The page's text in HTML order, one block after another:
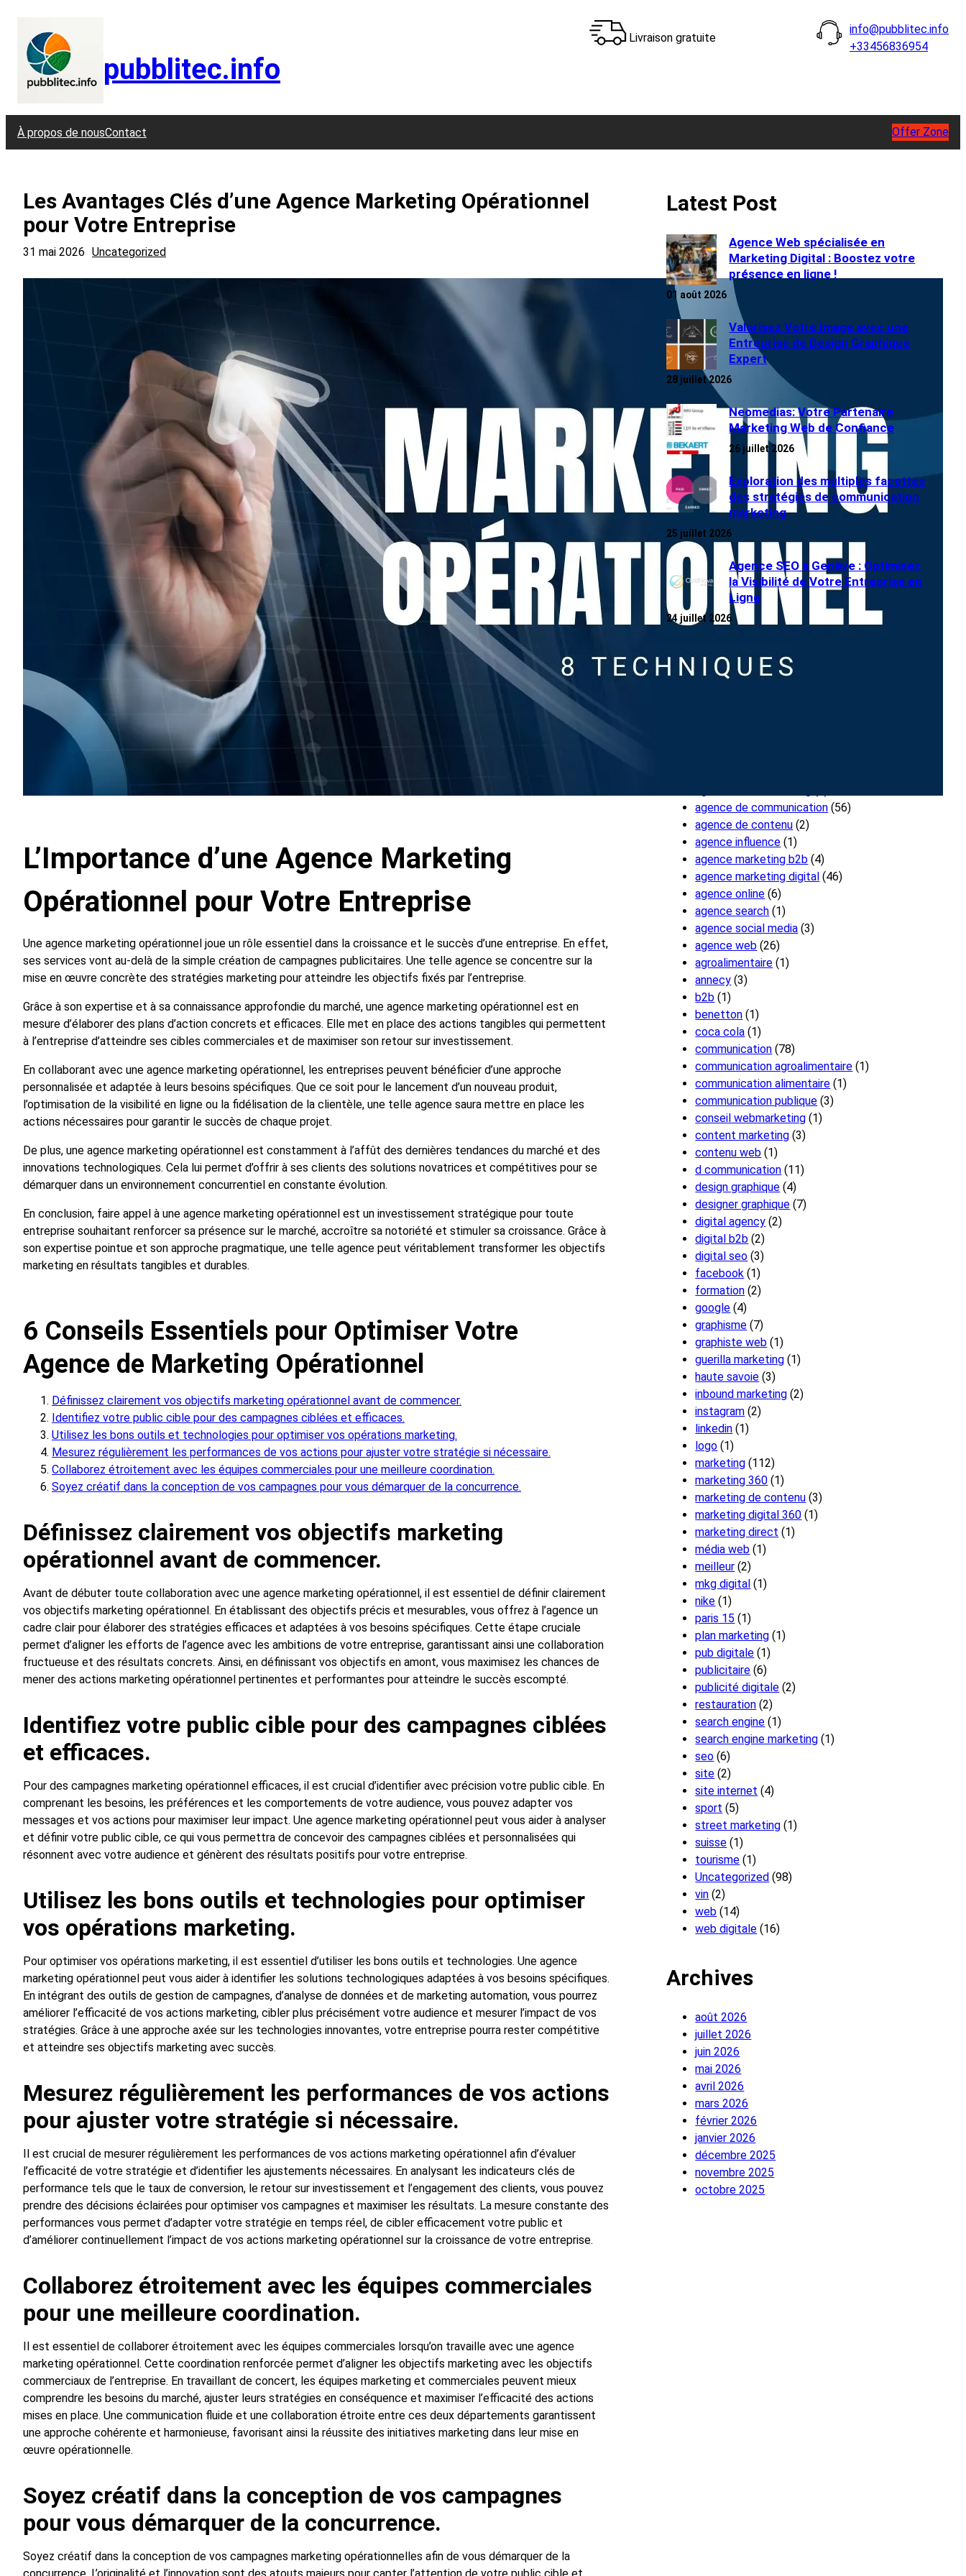
contenu
pubblitec.info
Livraison gratuite
info@pubblitec.info
+33456836954
À propos de nousContact Offer Zone
Les Avantages Clés d’une Agence Marketing Opérationnel
pour Votre Entreprise
31 mai 2026 Uncategorized
L’Importance d’une Agence Marketing
Opérationnel pour Votre Entreprise
Une agence marketing opérationnel joue un rôle essentiel dans la croissance et le succès d’une entreprise. En effet,
ses services vont au-delà de la simple création de campagnes publicitaires. Une telle agence se concentre sur la
mise en œuvre concrète des stratégies marketing pour atteindre les objectifs fixés par l’entreprise.
Grâce à son expertise et à sa connaissance approfondie du marché, une agence marketing opérationnel est en
mesure d’élaborer des plans d’action concrets et efficaces. Elle met en place des actions tangibles qui permettent
à l’entreprise d’atteindre ses cibles commerciales et de maximiser son retour sur investissement.
En collaborant avec une agence marketing opérationnel, les entreprises peuvent bénéficier d’une approche
personnalisée et adaptée à leurs besoins spécifiques. Que ce soit pour le lancement d’un nouveau produit,
l’optimisation de la visibilité en ligne ou la fidélisation de la clientèle, une telle agence saura mettre en place les
actions nécessaires pour garantir le succès de chaque projet.
De plus, une agence marketing opérationnel est constamment à l’affût des dernières tendances du marché et des
innovations technologiques. Cela lui permet d’offrir à ses clients des solutions novatrices et compétitives pour se
démarquer dans un environnement concurrentiel en constante évolution.
En conclusion, faire appel à une agence marketing opérationnel est un investissement stratégique pour toute
entreprise souhaitant renforcer sa présence sur le marché, accroître sa notoriété et stimuler sa croissance. Grâce à
son expertise pointue et son approche pragmatique, une telle agence peut véritablement transformer les objectifs
marketing en résultats tangibles et durables.
6 Conseils Essentiels pour Optimiser Votre
Agence de Marketing Opérationnel
Définissez clairement vos objectifs marketing opérationnel avant de commencer.
Identifiez votre public cible pour des campagnes ciblées et efficaces.
Utilisez les bons outils et technologies pour optimiser vos opérations marketing.
Mesurez régulièrement les performances de vos actions pour ajuster votre stratégie si nécessaire.
Collaborez étroitement avec les équipes commerciales pour une meilleure coordination.
Soyez créatif dans la conception de vos campagnes pour vous démarquer de la concurrence.
Définissez clairement vos objectifs marketing
opérationnel avant de commencer.
Avant de débuter toute collaboration avec une agence marketing opérationnel, il est essentiel de définir clairement
vos objectifs marketing opérationnel. En établissant des objectifs précis et mesurables, vous offrez à l’agence un
cadre clair pour élaborer des stratégies efficaces et adaptées à vos besoins spécifiques. Cette étape cruciale
permet d’aligner les efforts de l’agence avec les ambitions de votre entreprise, garantissant ainsi une collaboration
fructueuse et des résultats concrets. Ainsi, en définissant vos objectifs en amont, vous maximisez les chances de
mener des actions marketing opérationnel pertinentes et performantes pour atteindre le succès escompté.
Identifiez votre public cible pour des campagnes ciblées
et efficaces.
Pour des campagnes marketing opérationnel efficaces, il est crucial d’identifier avec précision votre public cible. En
comprenant les besoins, les préférences et les comportements de votre audience, vous pouvez adapter vos
messages et vos actions pour maximiser leur impact. Une agence marketing opérationnel peut vous aider à analyser
et définir votre public cible, ce qui vous permettra de concevoir des campagnes ciblées et personnalisées qui
résonnent avec votre audience et génèrent des résultats positifs pour votre entreprise.
Utilisez les bons outils et technologies pour optimiser
vos opérations marketing.
Pour optimiser vos opérations marketing, il est essentiel d’utiliser les bons outils et technologies. Une agence
marketing opérationnel peut vous aider à identifier les solutions technologiques adaptées à vos besoins spécifiques.
En intégrant des outils de gestion de campagnes, d’analyse de données et de marketing automation, vous pourrez
améliorer l’efficacité de vos actions marketing, cibler plus précisément votre audience et mesurer l’impact de vos
stratégies. Grâce à une approche axée sur les technologies innovantes, votre entreprise pourra rester compétitive
et atteindre ses objectifs marketing avec succès.
Mesurez régulièrement les performances de vos actions
pour ajuster votre stratégie si nécessaire.
Il est crucial de mesurer régulièrement les performances de vos actions marketing opérationnel afin d’évaluer
l’efficacité de votre stratégie et d’identifier les ajustements nécessaires. En analysant les indicateurs clés de
performance tels que le taux de conversion, le retour sur investissement et l’engagement des clients, vous pouvez
prendre des décisions éclairées pour optimiser vos campagnes et maximiser les résultats. La mesure constante des
performances vous permet d’adapter votre stratégie en temps réel, de cibler efficacement votre public et
d’améliorer continuellement l’impact de vos actions marketing opérationnel sur la croissance de votre entreprise.
Collaborez étroitement avec les équipes commerciales
pour une meilleure coordination.
Il est essentiel de collaborer étroitement avec les équipes commerciales lorsqu’on travaille avec une agence
marketing opérationnel. Cette coordination renforcée permet d’aligner les objectifs marketing avec les objectifs
commerciaux de l’entreprise. En travaillant de concert, les équipes marketing et commerciales peuvent mieux
comprendre les besoins du marché, ajuster leurs stratégies en conséquence et maximiser l’efficacité des actions
mises en place. Une communication fluide et une collaboration étroite entre ces deux départements garantissent
une approche cohérente et harmonieuse, favorisant ainsi la réussite des initiatives marketing dans leur mise en
œuvre opérationnelle.
Soyez créatif dans la conception de vos campagnes
pour vous démarquer de la concurrence.
Soyez créatif dans la conception de vos campagnes marketing opérationnelles afin de vous démarquer de la
Latest Post
Agence Web spécialisée en
Marketing Digital : Boostez votre
présence en ligne !
01 août 2026
Valorisez Votre Image avec une
Entreprise de Design Graphique
Expert
28 juillet 2026
Neomedias: Votre Partenaire
Marketing Web de Confiance
26 juillet 2026
Exploration des multiples facettes
des stratégies de communication
marketing
25 juillet 2026
Agence SEO à Genève : Optimisez
la Visibilité de Votre Entreprise en
Ligne
24 juillet 2026
Categories
agence de communication (56)
agence de contenu (2)
agence influence (1)
agence marketing b2b (4)
agence marketing digital (46)
agence online (6)
agence search (1)
agence social media (3)
agence web (26)
agroalimentaire (1)
annecy (3)
b2b (1)
benetton (1)
coca cola (1)
communication (78)
communication agroalimentaire (1)
communication alimentaire (1)
communication publique (3)
conseil webmarketing (1)
content marketing (3)
contenu web (1)
d communication (11)
design graphique (4)
designer graphique (7)
digital agency (2)
digital b2b (2)
digital seo (3)
facebook (1)
formation (2)
google (4)
graphisme (7)
graphiste web (1)
guerilla marketing (1)
haute savoie (3)
inbound marketing (2)
instagram (2)
linkedin (1)
logo (1)
marketing (112)
marketing 360 (1)
marketing de contenu (3)
marketing digital 360 (1)
marketing direct (1)
média web (1)
meilleur (2)
mkg digital (1)
nike (1)
paris 15 (1)
plan marketing (1)
pub digitale (1)
publicitaire (6)
publicité digitale (2)
restauration (2)
search engine (1)
search engine marketing (1)
seo (6)
site (2)
site internet (4)
sport (5)
street marketing (1)
suisse (1)
tourisme (1)
Uncategorized (98)
vin (2)
web (14)
web digitale (16)
Archives
août 2026
juillet 2026
juin 2026
mai 2026
avril 2026
mars 2026
février 2026
janvier 2026
décembre 2025
novembre 2025
octobre 2025